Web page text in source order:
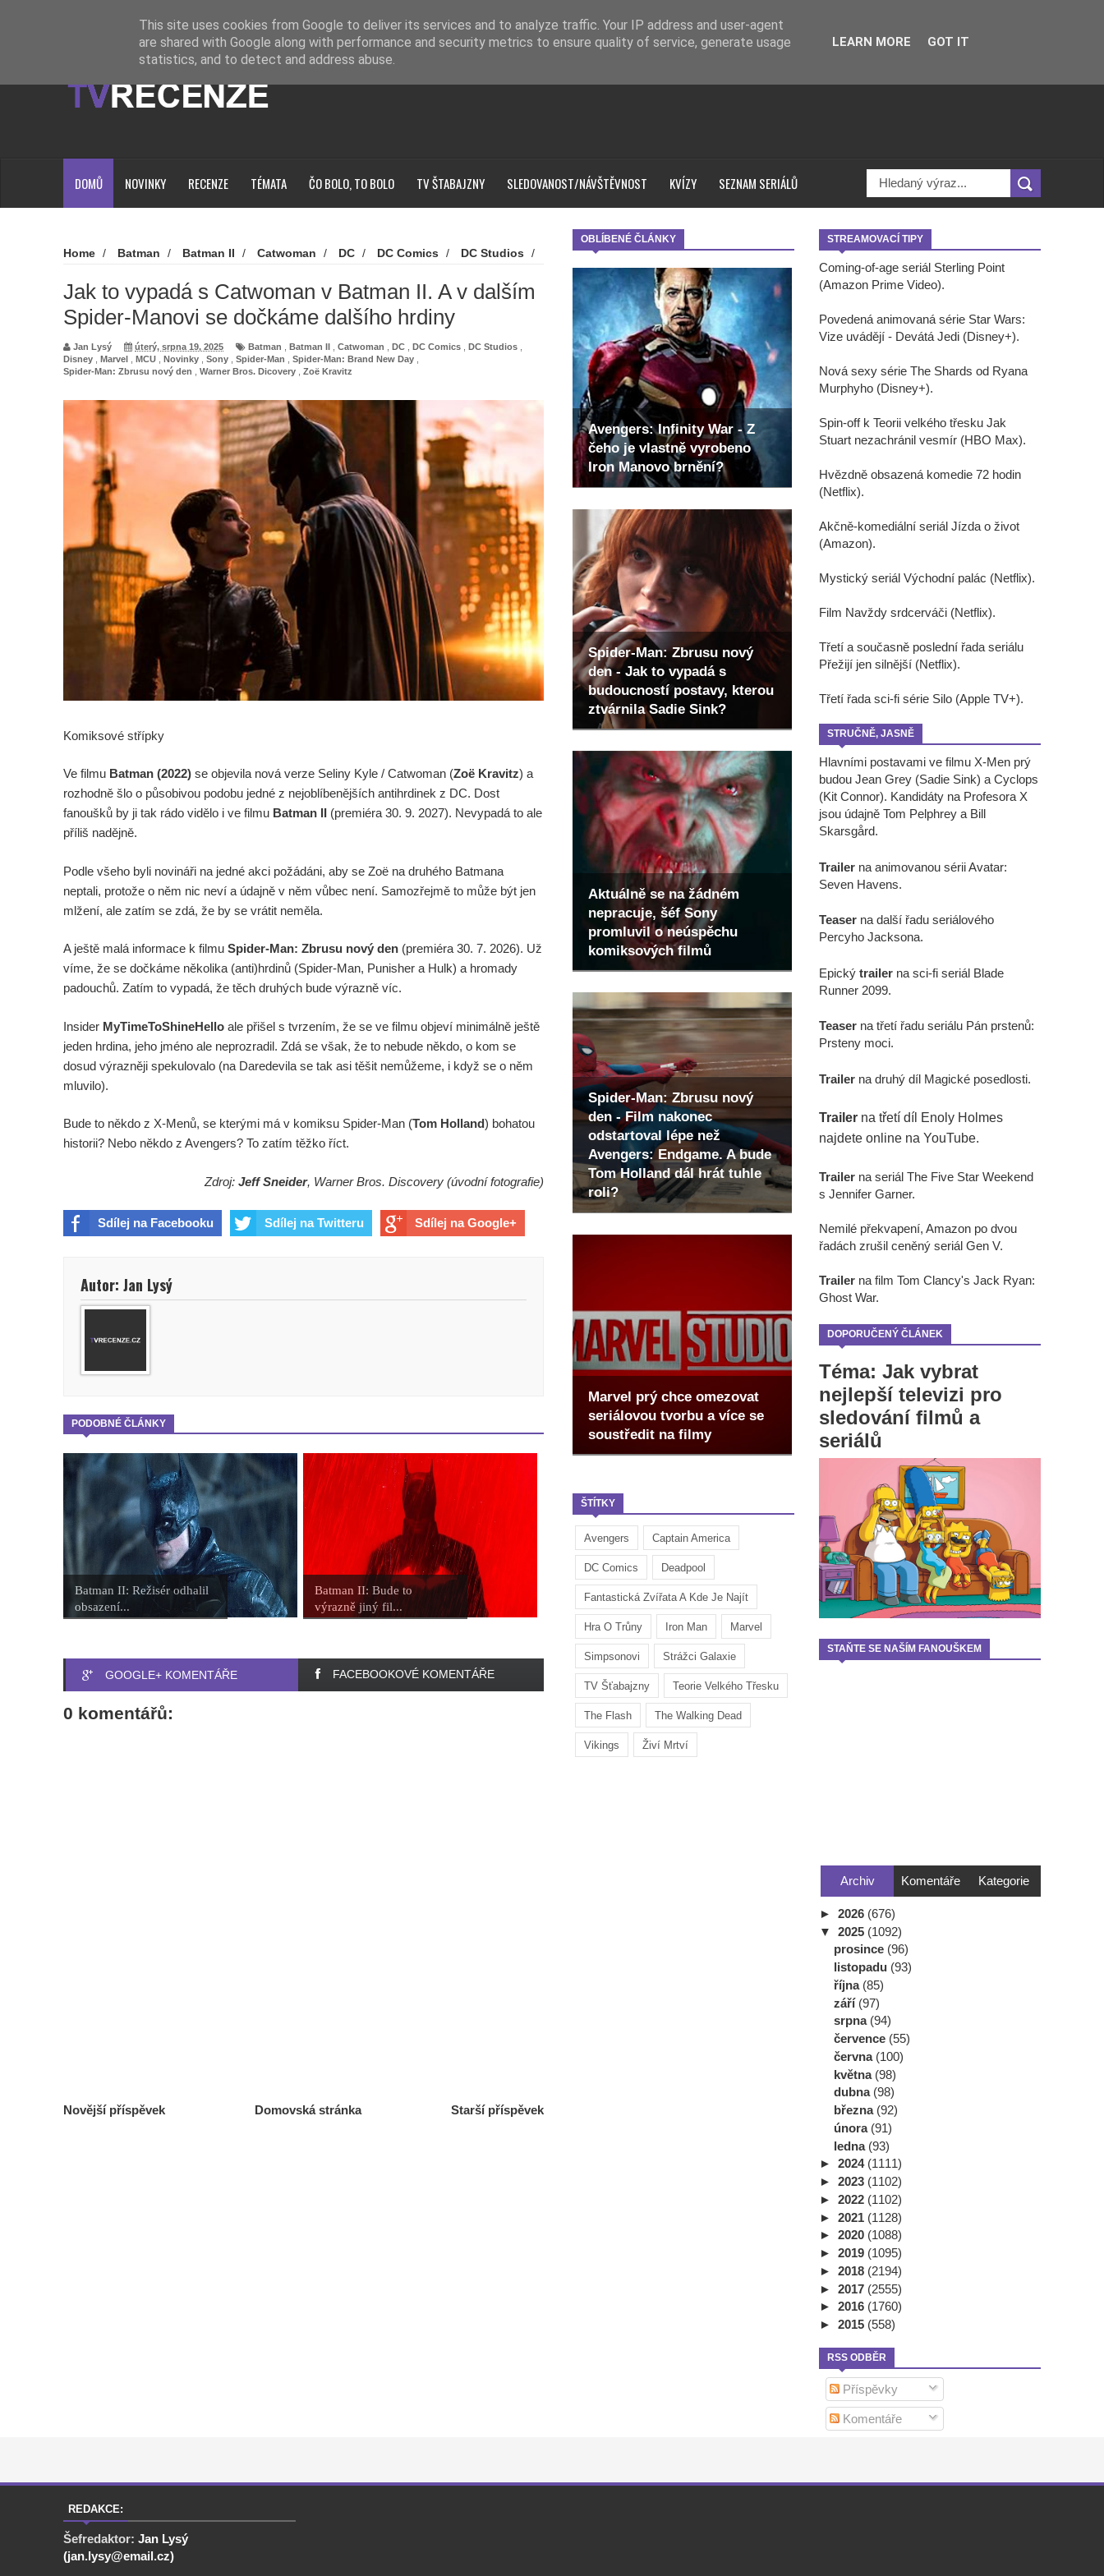
Loading...
DOMŮ NOVINKY RECENZE TÉMATA ČO BOLO, TO BOLO TV ŠTABAJZNY SLEDOVANOST/NÁVŠTĚVNOST KVÍZY SEZNAM SERIÁLŮ
OBLÍBENÉ ČLÁNKY
Avengers: Infinity War - Z
čeho je vlastně vyrobeno
Iron Manovo brnění?
Spider-Man: Zbrusu nový
den - Jak to vypadá s
budoucností postavy, kterou
ztvárnila Sadie Sink?
Aktuálně se na žádném
nepracuje, šéf Sony
promluvil o neúspěchu
komiksových filmů
Spider-Man: Zbrusu nový
den - Film nakonec
odstartoval lépe než
Avengers: Endgame. A bude
Tom Holland dál hrát tuhle
roli?
Marvel prý chce omezovat
seriálovou tvorbu a více se
soustředit na filmy
ŠTÍTKY
Avengers Captain America
DC Comics Deadpool
Fantastická Zvířata A Kde Je Najít
Hra O Trůny Iron Man Marvel
Simpsonovi Strážci Galaxie
TV Šťabajzny Teorie Velkého Třesku
The Flash The Walking Dead
Vikings Živí Mrtví
Home / Batman / Batman II / Catwoman / DC / DC Comics / DC Studios
/
Brand New Day
Spider-Man: Zbrusu nový den / Warner Bros. Dicovery /
Zoë
Kravitz
/
Jak to vypadá s Catwoman v Batman II. A v dalším Spider-Manovi se dočkáme
dalšího hrdiny
Jak to vypadá s Catwoman v Batman II. A v dalším
Spider-Manovi se dočkáme dalšího hrdiny
Jan Lysý úterý, srpna 19, 2025 Batman Batman II Catwoman DC DC Comics DC Studios
Disney
Marvel MCU Novinky Sony Spider-Man Spider-Man: Brand New Day
Spider-Man: Zbrusu nový den
Warner Bros. Dicovery Zoë Kravitz
Komiksové střípky
Ve filmu Batman (2022) se objevila nová verze Seliny Kyle / Catwoman (Zoë Kravitz) a
rozhodně šlo o působivou podobu jedné z nejoblíbenějších antihrdinek z DC. Dost
fanoušků by ji tak rádo vidělo i ve filmu Batman II (premiéra 30. 9. 2027). Nevypadá to ale
příliš nadějně.
Podle všeho byli novináři na jedné akci požádáni, aby se Zoë na druhého Batmana
neptali, protože o něm nic neví a údajně v něm vůbec není. Samozřejmě to může být jen
mlžení, ale zatím se zdá, že by se vrátit neměla.
A ještě malá informace k filmu Spider-Man: Zbrusu nový den (premiéra 30. 7. 2026). Už
víme, že se dočkáme několika (anti)hrdinů (Spider-Man, Punisher a Hulk) a hromady
padouchů. Zatím to vypadá, že těch druhých bude výrazně víc.
Insider MyTimeToShineHello ale přišel s tvrzením, že se ve filmu objeví minimálně ještě
jeden hrdina, jeho jméno ale neprozradil. Zdá se však, že to nebude někdo, o kom se
dosud výrazněji spekulovalo (na Daredevila se tak asi těšit nemůžeme, i když se o něm
mluvilo).
Bude to někdo z X-Menů, se kterými má v komiksu Spider-Man (Tom Holland) bohatou
historii? Nebo někdo z Avengers? To zatím těžko říct.
Zdroj: Jeff Sneider, Warner Bros. Discovery (úvodní fotografie)
Sdílej na Facebooku Sdílej na Twitteru Sdílej na Google+
Autor: Jan Lysý
PODOBNÉ ČLÁNKY
Batman II: Režisér odhalil
obsazení...
Batman II: Bude to
výrazně jiný fil...
GOOGLE+ KOMENTÁŘE FACEBOOKOVÉ KOMENTÁŘE
0 komentářů:
Novější příspěvek Starší příspěvek
Domovská stránka
STREAMOVACÍ TIPY
Coming-of-age seriál Sterling Point
(Amazon Prime Video).
Povedená animovaná série Star Wars:
Vize uvádějí - Devátá Jedi (Disney+).
Nová sexy série The Shards od Ryana
Murphyho (Disney+).
Spin-off k Teorii velkého třesku Jak
Stuart nezachránil vesmír (HBO Max).
Hvězdně obsazená komedie 72 hodin
(Netflix).
Akčně-komediální seriál Jízda o život
(Amazon).
Mystický seriál Východní palác (Netflix).
Film Navždy srdcerváči (Netflix).
Třetí a současně poslední řada seriálu
Přežijí jen silnější (Netflix).
Třetí řada sci-fi série Silo (Apple TV+).
STRUČNĚ, JASNĚ
Hlavními postavami ve filmu X-Men prý
budou Jean Grey (Sadie Sink) a Cyclops
(Kit Connor). Kandidáty na Profesora X
jsou údajně Tom Pelphrey a Bill
Skarsgård.
Trailer na animovanou sérii Avatar:
Seven Havens.
Teaser na další řadu seriálového
Percyho Jacksona.
Epický trailer na sci-fi seriál Blade
Runner 2099.
Teaser na třetí řadu seriálu Pán prstenů:
Prsteny moci.
Trailer na druhý díl Magické posedlosti.
Trailer na třetí díl Enoly Holmes
najdete online na YouTube.
Trailer na seriál The Five Star Weekend
s Jennifer Garner.
Nemilé překvapení, Amazon po dvou
řadách zrušil ceněný seriál Gen V.
Trailer na film Tom Clancy's Jack Ryan:
Ghost War.
DOPORUČENÝ ČLÁNEK
Téma: Jak vybrat
nejlepší televizi pro
sledování filmů a
seriálů
STAŇTE SE NAŠÍM FANOUŠKEM
Archiv Komentáře Kategorie
► 2026 (676)
▼ 2025 (1092)
prosince (96)
listopadu (93)
října (85)
září (97)
srpna (94)
července (55)
června (100)
května (98)
dubna (98)
března (92)
února (91)
ledna (93)
► 2024 (1111)
► 2023 (1102)
► 2022 (1102)
► 2021 (1128)
► 2020 (1088)
► 2019 (1095)
► 2018 (2194)
► 2017 (2555)
► 2016 (1760)
► 2015 (558)
RSS ODBĚR
Příspěvky
Komentáře
REDAKCE:
Šefredaktor: Jan Lysý
(jan.lysy@email.cz)
This site uses cookies from Google to deliver its services and to analyze traffic. Your IP address and user-agent
are shared with Google along with performance and security metrics to ensure quality of service, generate usage
statistics, and to detect and address abuse.
LEARN MORE GOT IT